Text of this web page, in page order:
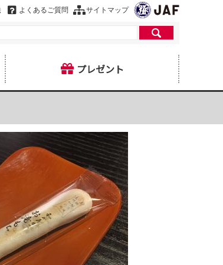
よくあるご質問 サイトマップ
プレゼント